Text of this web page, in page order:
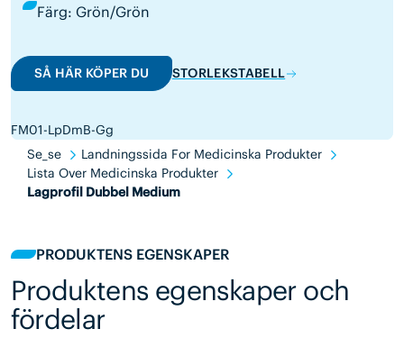
Färg: Grön/Grön
SÅ HÄR KÖPER DU STORLEKSTABELL
FM01-LpDmB-Gg
Se_se
Landningssida For Medicinska Produkter
Lista Over Medicinska Produkter
Lagprofil Dubbel Medium
PRODUKTENS EGENSKAPER
Produktens egenskaper och
fördelar